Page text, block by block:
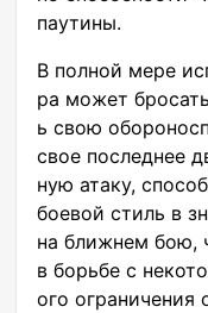
паутины.
В полной мере
ра может
ь свою
свое последнее
ную атаку,
боевой стиль в
на ближнем бою,
в борьбе с
ого ограничения